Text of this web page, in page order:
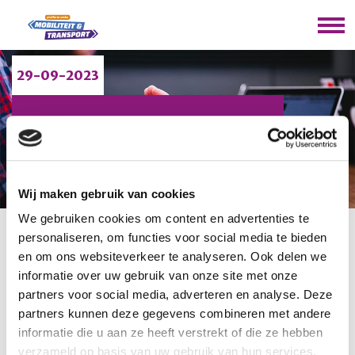
Wij maken gebruik van cookies
We gebruiken cookies om content en advertenties te
personaliseren, om functies voor social media te bieden
en om ons websiteverkeer te analyseren. Ook delen we
informatie over uw gebruik van onze site met onze
partners voor social media, adverteren en analyse. Deze
partners kunnen deze gegevens combineren met andere
informatie die u aan ze heeft verstrekt of die ze hebben
verzameld op basis van uw gebruik van hun services.
29-09-2023
VERGADERING
ADVIESNETWERK
M&T
U bevindt zich hier: Home/Vergadering adviesnetwerk
M&T
De vergadering van het adviesnetwerk van Platform
Mobiliteit en Transport vindt plaats op 29 september
2023.